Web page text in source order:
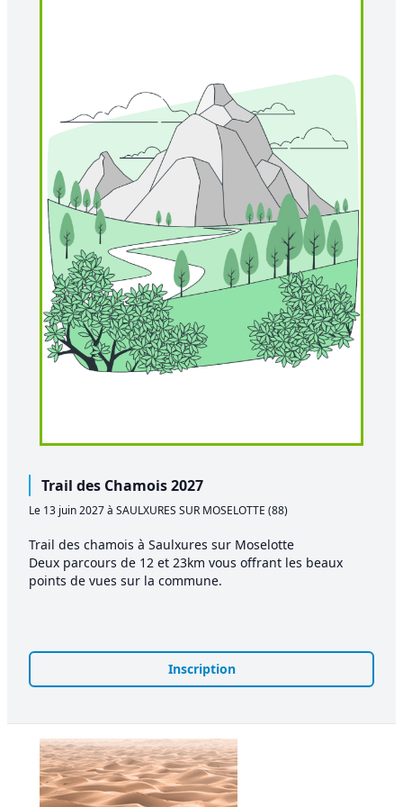
Trail des Chamois 2027
Le 13 juin 2027 à SAULXURES SUR MOSELOTTE (88)
Trail des chamois à Saulxures sur Moselotte
Deux parcours de 12 et 23km vous offrant les beaux
points de vues sur la commune.
Inscription